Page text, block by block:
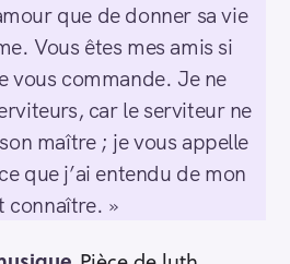
que de donner sa vie
Vous êtes mes amis si
vous commande. Je ne
car le serviteur ne
maître ; je vous appelle
que j’ai entendu de mon
connaître. »